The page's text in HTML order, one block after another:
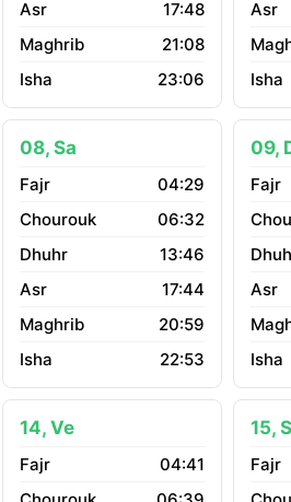
17:48
21:08
23:06
08, Sa
04:29
06:32
13:46
17:44
20:59
22:53
09,
14, Ve
04:41
15,